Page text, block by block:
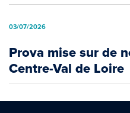
03/07/2026
Prova mise sur de
Centre-Val de Loire